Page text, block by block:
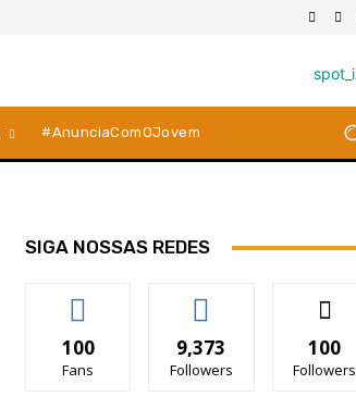
#AnunciaComOJovem
SIGA NOSSAS REDES
100
Fans
9,373
Followers
100
Followers